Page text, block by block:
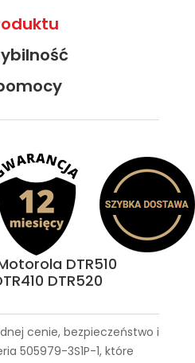
DTR510
DTR520
cenie, bezpieczeństwo i
505979-3S1P-1, które